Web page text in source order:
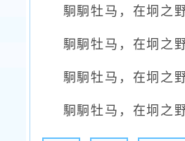
駉駉牡马，在坰之野
駉駉牡马，在坰之野
駉駉牡马，在坰之野
駉駉牡马，在坰之野